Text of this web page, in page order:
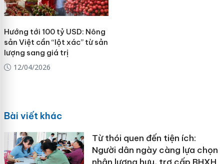
Hướng tới 100 tỷ USD: Nông
sản Việt cần “lột xác” từ sản
lượng sang giá trị
12/04/2026
Bài viết khác
Từ thói quen đến tiện ích:
Người dân ngày càng lựa chọn